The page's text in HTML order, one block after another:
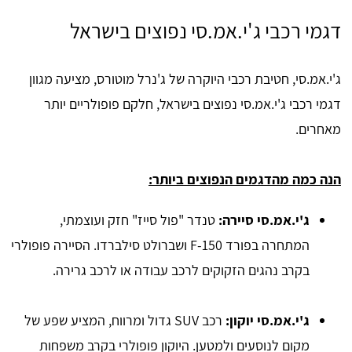
דגמי רכבי ג'י.אמ.סי נפוצים בישראל
ג'י.אמ.סי, חטיבת רכבי היוקרה של ג'נרל מוטורס, מציעה מגוון
דגמי רכבי ג'י.אמ.סי נפוצים בישראל, חלקם פופולריים יותר
מאחרים.
הנה כמה מהדגמים הנפוצים ביותר:
ג'י.אמ.סי סיירה: טנדר "פול סייז" חזק ועוצמתי,
המתחרה בפורד F-150 ושברולט סילברדו. הסיירה פופולרי
בקרב נהגים הזקוקים לרכב עבודה או לרכב גרירה.
ג'י.אמ.סי יוקון:
רכב SUV גדול ומרווח, המציע שפע של
מקום לנוסעים ולמטען. היוקון פופולרי בקרב משפחות